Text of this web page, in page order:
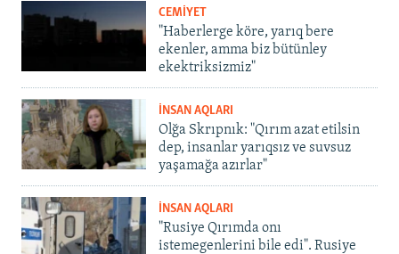
CEMİYET
"Haberlerge köre, yarıq bere
ekenler, amma biz bütünley
ekektriksizmiz"
İNSAN AQLARI
Olğa Skrıpnık: "Qırım azat etilsin
dep, insanlar yarıqsız ve suvsuz
yaşamağa azırlar"
İNSAN AQLARI
"Rusiye Qırımda onı
istemegenlerini bile edi". Rusiye